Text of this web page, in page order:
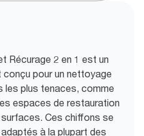
Récurage 2 en 1 est un
pour un nettoyage
les plus tenaces, comme
espaces de restauration
Ces chiffons se
à la plupart des